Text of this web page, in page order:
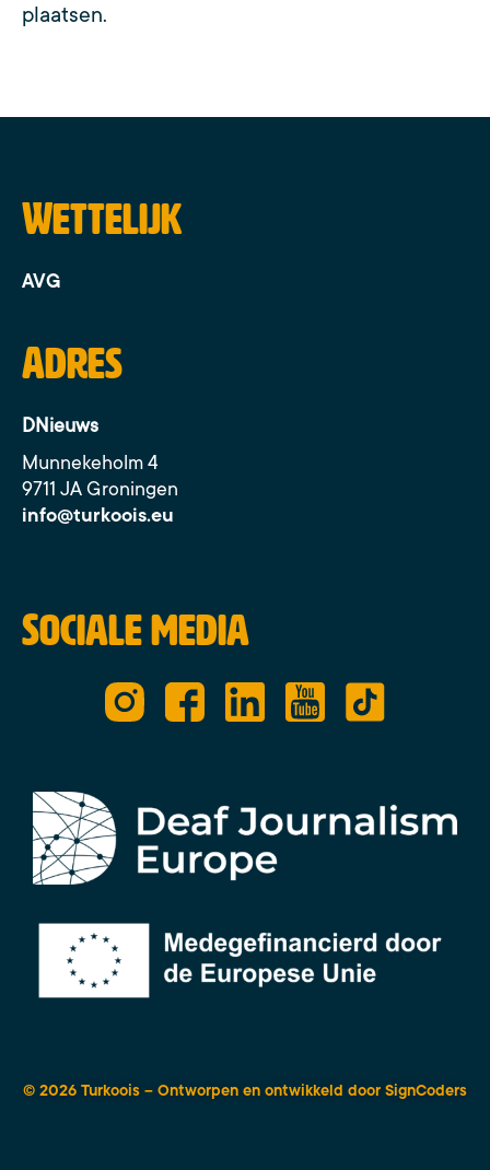
plaatsen.
Wettelijk
AVG
Adres
DNieuws
Munnekeholm 4
9711 JA Groningen
info@turkoois.eu
Sociale media
© 2026 Turkoois – Ontworpen en ontwikkeld door SignCoders